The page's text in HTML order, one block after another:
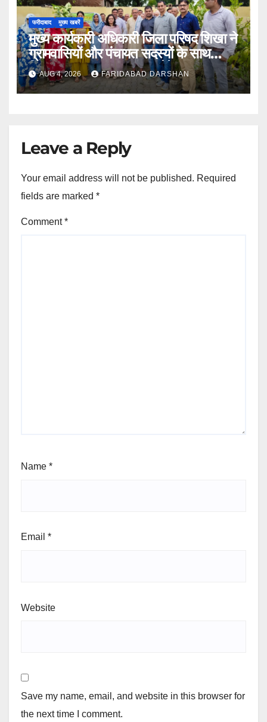
फरीदाबाद मुख्य खबरें
मुख्य कार्यकारी अधिकारी जिला परिषद शिखा ने
ग्रामवासियों और पंचायत सदस्यों के साथ
मिलकर लगाए 100 फलदार पौधे
AUG 4, 2026 FARIDABAD DARSHAN
Leave a Reply
Your email address will not be published. Required
fields are marked *
Comment*
Name *
Email *
Website
Save my name, email, and website in this browser for
the next time I comment.